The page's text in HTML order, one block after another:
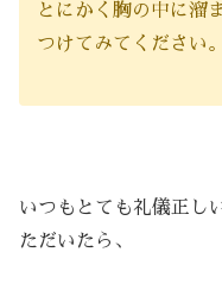
とにかく胸の中に溜
つけてみてください。
いつもとても礼儀正し
ただいたら、